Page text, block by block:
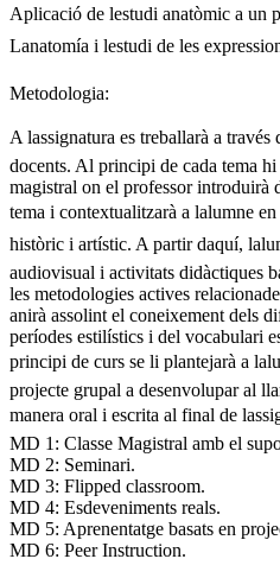
Aplicació de lestudi anatòmic a un
Lanatomía i lestudi de les
Metodologia:
A lassignatura es treballarà a
docents. Al principi de cada tema hi
magistral on el professor introduirà
tema i contextualitzarà a lalumne
històric i artístic. A partir daquí,
audiovisual i activitats didàctiques
les metodologies actives
anirà assolint el coneixement dels
períodes estilístics i del vocabulari
principi de curs se li plantejarà a
projecte grupal a desenvolupar al
manera oral i escrita al final de
MD 1: Classe Magistral amb el
MD 2: Seminari.
MD 3: Flipped classroom.
MD 4: Esdeveniments reals.
MD 5: Aprenentatge basats en
MD 6: Peer Instruction.